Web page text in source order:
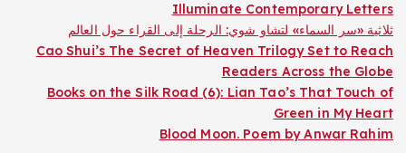
Illuminate Contemporary Letters
ثلاثية «سر السماء» لتشاو شوي: الرحلة إلى القراء حول العالم
Cao Shui’s The Secret of Heaven Trilogy Set to Reach
Readers Across the Globe
Books on the Silk Road (6): Lian Tao’s That Touch of
Green in My Heart
Blood Moon. Poem by Anwar Rahim